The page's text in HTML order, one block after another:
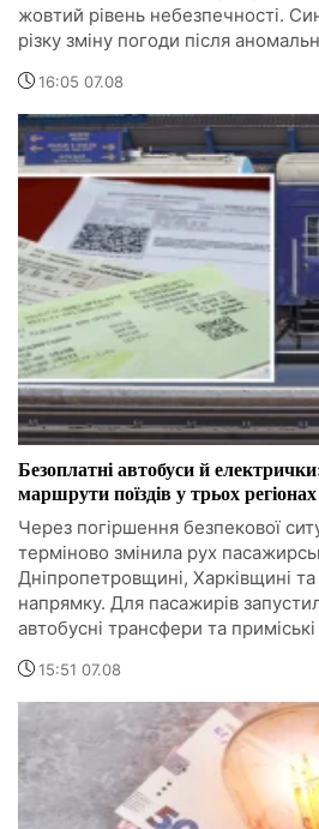
жовтий рівень небезпечності.
різку зміну погоди після
16:05 07.08
Безоплатні автобуси й
маршрути поїздів у трьох регіонах
Через погіршення безпекової
терміново змінила рух
Дніпропетровщині, Харківщині
напрямку. Для пасажирів
автобусні трансфери та
15:51 07.08